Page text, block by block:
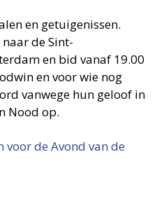
en getuigenissen.
de Sint-
en bid vanaf 19.00
en voor wie nog
vanwege hun geloof in
Nood op.
de Avond van de